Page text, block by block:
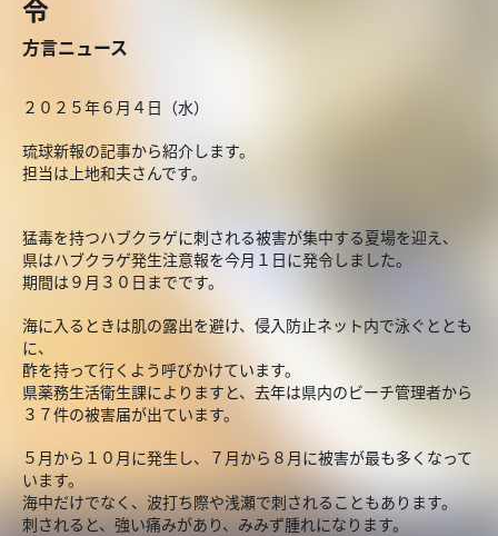
令
方言ニュース
２０２５年６月４日（水）
琉球新報の記事から紹介します。
担当は上地和夫さんです。
猛毒を持つハブクラゲに刺される被害が集中する夏場を迎え、
県はハブクラゲ発生注意報を今月１日に発令しました。
期間は９月３０日までです。
海に入るときは肌の露出を避け、侵入防止ネット内で泳ぐととも
に、
酢を持って行くよう呼びかけています。
県薬務生活衛生課によりますと、去年は県内のビーチ管理者から
３７件の被害届が出ています。
５月から１０月に発生し、７月から８月に被害が最も多くなって
います。
海中だけでなく、波打ち際や浅瀬で刺されることもあります。
刺されると、強い痛みがあり、みみず腫れになります。